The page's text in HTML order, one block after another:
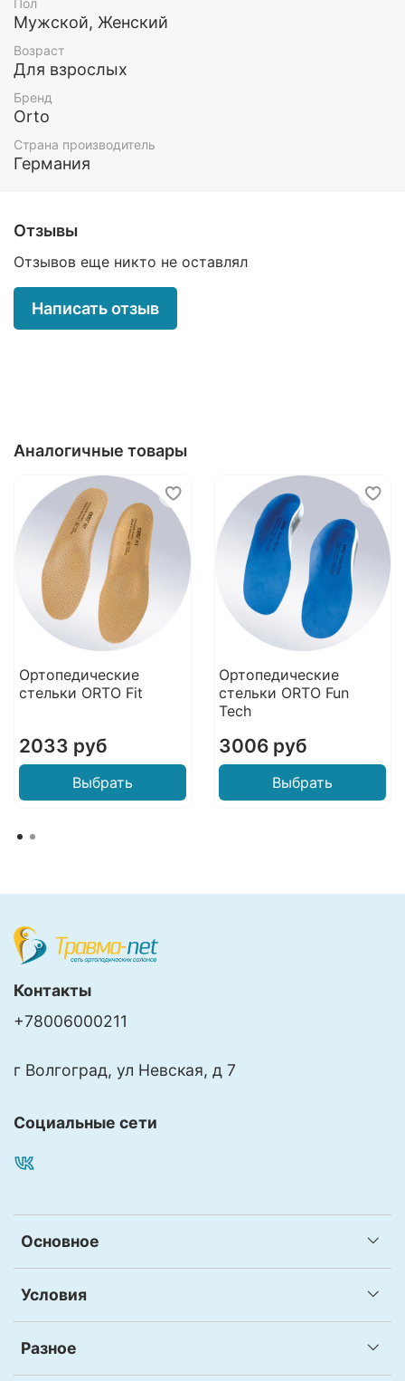
на высоком каблуке;
поддержка подсводного пространства;
снижение ударной нагрузки на суставы и
позвоночник.
Показания к применению:
модельной обуви на высоком каблуке;
нефиксированная распластанность переднего
(остеохондрозе шейного, грудного и
пояснично-крестцового отделов
нижних конечностей (коксартрозе,
гонартрозе, остеоартрозе голеностопного
сустава).
Мужской, Женский
Возраст
Для взрослых
Бренд
Orto
Страна производитель
Германия
Отзывы
Отзывов еще никто не оставлял
Написать отзыв
Аналогичные товары
Ортопедические
стельки ORTO Fit
2033 руб
Выбрать
Ортопедические
стельки ORTO Fun
Tech
3006 руб
Выбрать
Основное
Условия
Разное
Контакты
+78006000211
г Волгоград, ул Невская, д 7
Социальные сети